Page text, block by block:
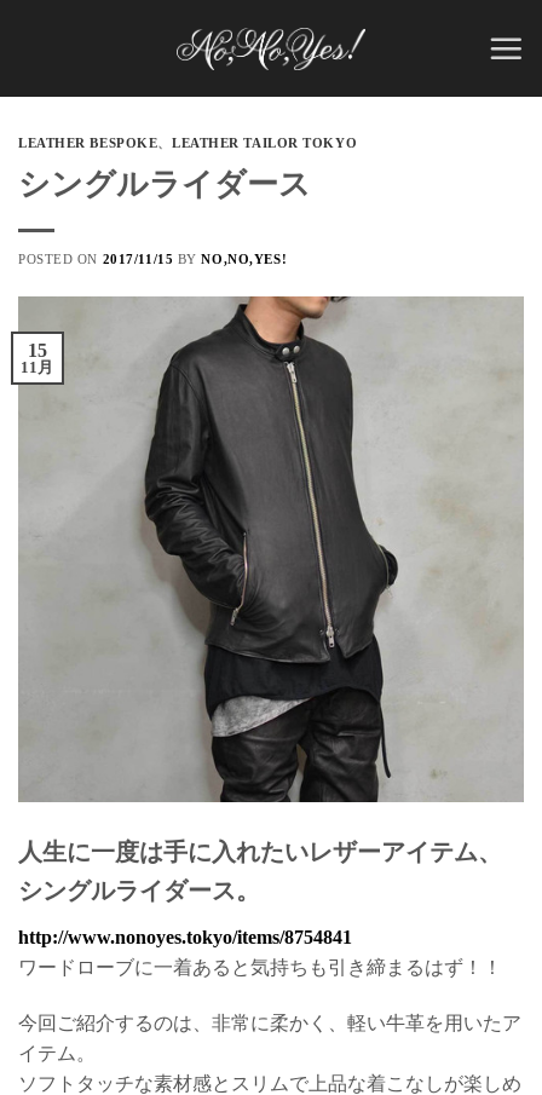
LEATHER BESPOKE、 LEATHER TAILOR TOKYO
シングルライダース
POSTED ON 2017/11/15 BYNO,NO,YES!
15
11月
人生に一度は手に入れたいレザーアイテム、
シングルライダース。
http://www.nonoyes.tokyo/items/8754841
ワードローブに一着あると気持ちも引き締まるはず！！
今回ご紹介するのは、非常に柔かく、軽い牛革を用いたア
イテム。
ソフトタッチな素材感とスリムで上品な着こなしが楽しめ